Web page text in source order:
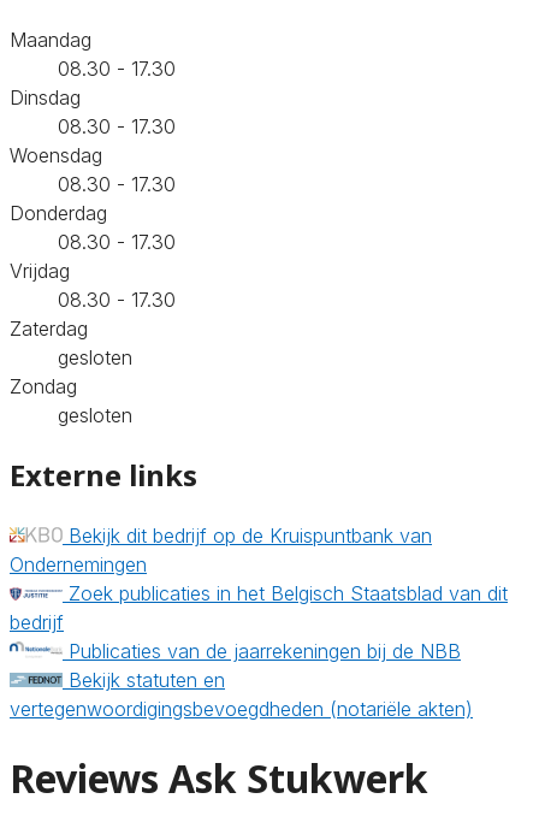
Maandag
08.30 - 17.30
Dinsdag
08.30 - 17.30
Woensdag
08.30 - 17.30
Donderdag
08.30 - 17.30
Vrijdag
08.30 - 17.30
Zaterdag
gesloten
Zondag
gesloten
Externe links
Bekijk dit bedrijf op de Kruispuntbank van
Ondernemingen
Zoek publicaties in het Belgisch Staatsblad van dit
bedrijf
Publicaties van de jaarrekeningen bij de NBB
Bekijk statuten en
vertegenwoordigingsbevoegdheden (notariële akten)
Reviews Ask Stukwerk